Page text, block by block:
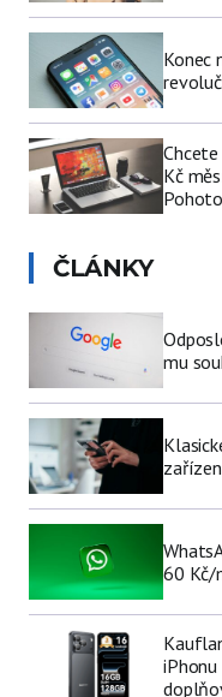
Konec
Kč
ČLÁNKY
mu
60 Kč/